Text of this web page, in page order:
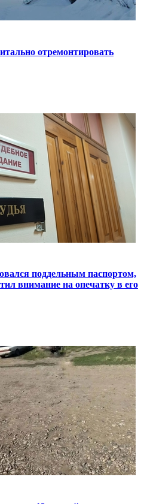
отремонтировать
поддельным паспортом,
внимание на опечатку в его